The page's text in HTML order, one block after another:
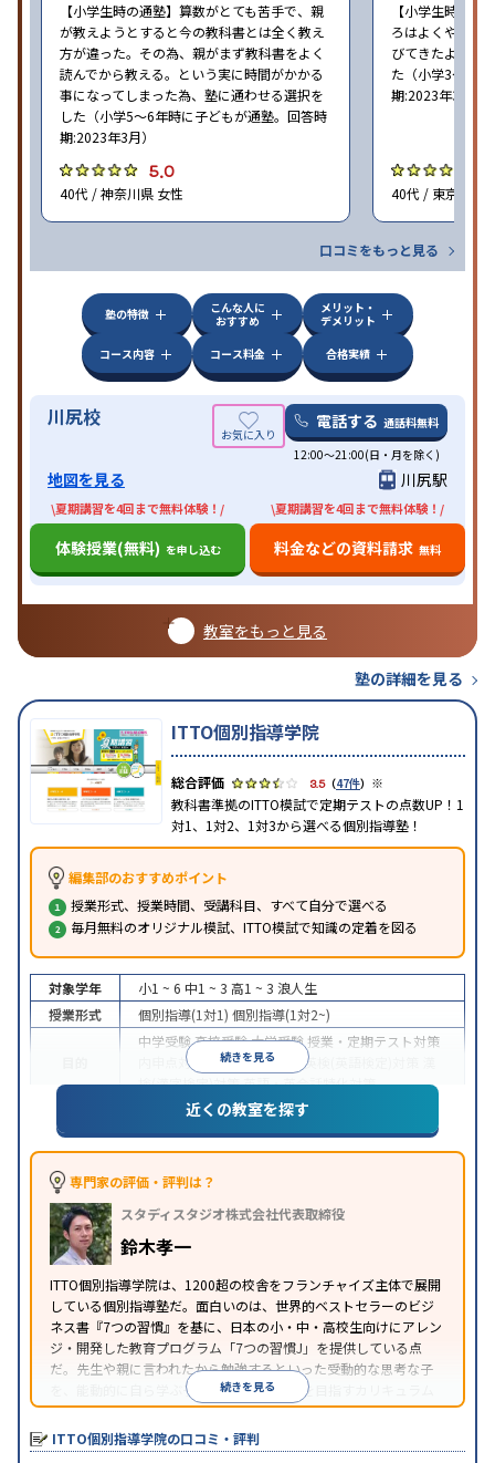
【小学生時の通塾】算数がとても苦手で、親
が教えようとすると今の教科書とは全く教え
方が違った。その為、親がまず教科書をよく
読んでから教える。という実に時間がかかる
事になってしまった為、塾に通わせる選択を
した（小学5〜6年時に子どもが通塾。回答時
期:2023年3月）
5.0
40代 / 神奈川県 女性
【小学生時の通
ろはよくやり方
びてきたようで
た（小学3〜6年
期:2023年3月）
40代 / 東京都 女
口コミをもっと見る
塾の特徴
こんな人に
おすすめ
メリット・
デメリット
コース内容
コース料金 合格実績
川尻校 電話する 通話料無料
12:00～21:00(日・月を除く)
地図を見る 川尻駅
\夏期講習を4回まで無料体験！/
体験授業(無料) を申し込む
\夏期講習を4回まで無料体験！/
料金などの資料請求 無料
教室をもっと見る
塾の詳細を見る
ITTO個別指導学院
3.5（47件） ※
教科書準拠のITTO模試で定期テストの点数UP！1
対1、1対2、1対3から選べる個別指導塾！
編集部のおすすめポイント
授業形式、授業時間、受講科目、すべて自分で選べる
毎月無料のオリジナル模試、ITTO模試で知識の定着を図る
続きを見る
対象学年 小1 ~ 6 中1 ~ 3 高1 ~ 3 浪人生
授業形式
個別指導(1対1) 個別指導(1対2~)
中学受験高校受験大学受験 授業・定期テスト対策
内申点対策
学習習慣の定着 英検(英語検定)対策
検(漢字検定)対策英語・英会話特化対策
1科目から受講可能季節講習のみの受講可
※2023年3月調査。小学校高学年の個別指導塾アンケート調査方法を参
近くの教室を探す
専門家の評価・評判は？
スタディスタジオ株式会社代表取締役
鈴木孝一
ITTO個別指導学院は、1200超の校舎をフランチャイズ主体で展開
している個別指導塾だ。面白いのは、世界的ベストセラーのビジ
ネス書『7つの習慣』を基に、日本の小・中・高校生向けにアレン
ジ・開発した教育プログラム「7つの習慣J」を提供している点
だ。先生や親に言われたから勉強するといった受動的な思考な子
を、能動的に自ら学ぶ子に育てていくことを目指すカリキュラム
である。個別指導の授業とは別に、集団授業形式の特別講座とし
て別料金で提供されるので、単なる成績アップ以上の、子どもの
心の成長を求める家庭にオススメだ。
続きを見る
ITTO個別指導学院の口コミ・評判